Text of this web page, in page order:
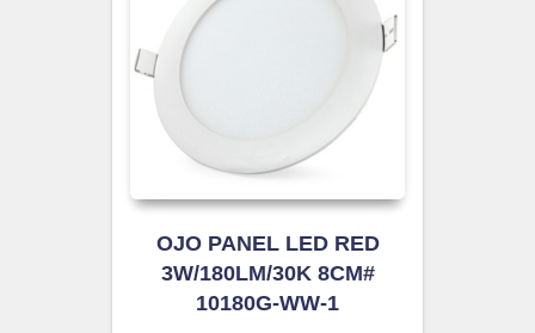
OJO PANEL LED RED
3W/180LM/30K 8CM#
10180G-WW-1